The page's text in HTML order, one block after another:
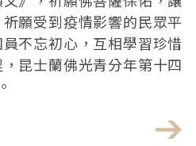
願受到疫情影響的民眾平
不忘初心，互相學習珍惜
昆士蘭佛光青分年第十四